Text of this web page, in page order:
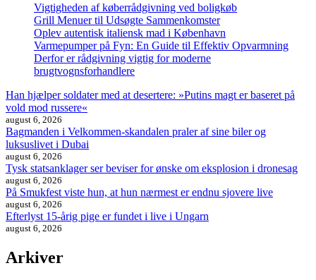
Vigtigheden af køberrådgivning ved boligkøb
Grill Menuer til Udsøgte Sammenkomster
Oplev autentisk italiensk mad i København
Varmepumper på Fyn: En Guide til Effektiv Opvarmning
Derfor er rådgivning vigtig for moderne
brugtvognsforhandlere
Han hjælper soldater med at desertere: »Putins magt er baseret på
vold mod russere«
august 6, 2026
Bagmanden i Velkommen-skandalen praler af sine biler og
luksuslivet i Dubai
august 6, 2026
Tysk statsanklager ser beviser for ønske om eksplosion i dronesag
august 6, 2026
På Smukfest viste hun, at hun nærmest er endnu sjovere live
august 6, 2026
Efterlyst 15-årig pige er fundet i live i Ungarn
august 6, 2026
Arkiver